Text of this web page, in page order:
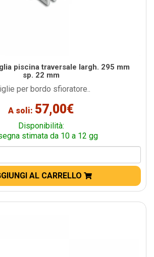
piscina traversale largh. 295 mm
sp. 22 mm
per bordo sfioratore..
A soli: 57,00€
Disponibilità:
stimata da 10 a 12 gg
AL CARRELLO